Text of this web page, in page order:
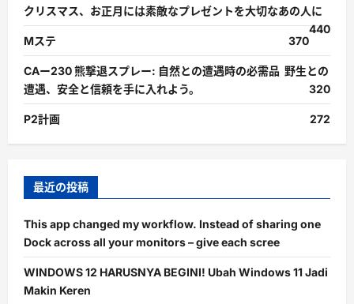
クリスマス、お正月には素敵なプレゼントを大切なあの人に
440
Mステ
370
CAー230 熊撃退スプレー: 自然との遭遇時の必需品 野生との
遭遇、安全と信頼を手に入れよう。
320
P2計画 272
最近の投稿
This app changed my workflow. Instead of sharing one
Dock across all your monitors – give each scree
WINDOWS 12 HARUSNYA BEGINI! Ubah Windows 11 Jadi
Makin Keren